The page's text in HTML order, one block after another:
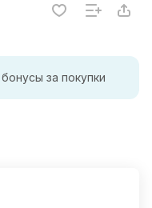
за покупки